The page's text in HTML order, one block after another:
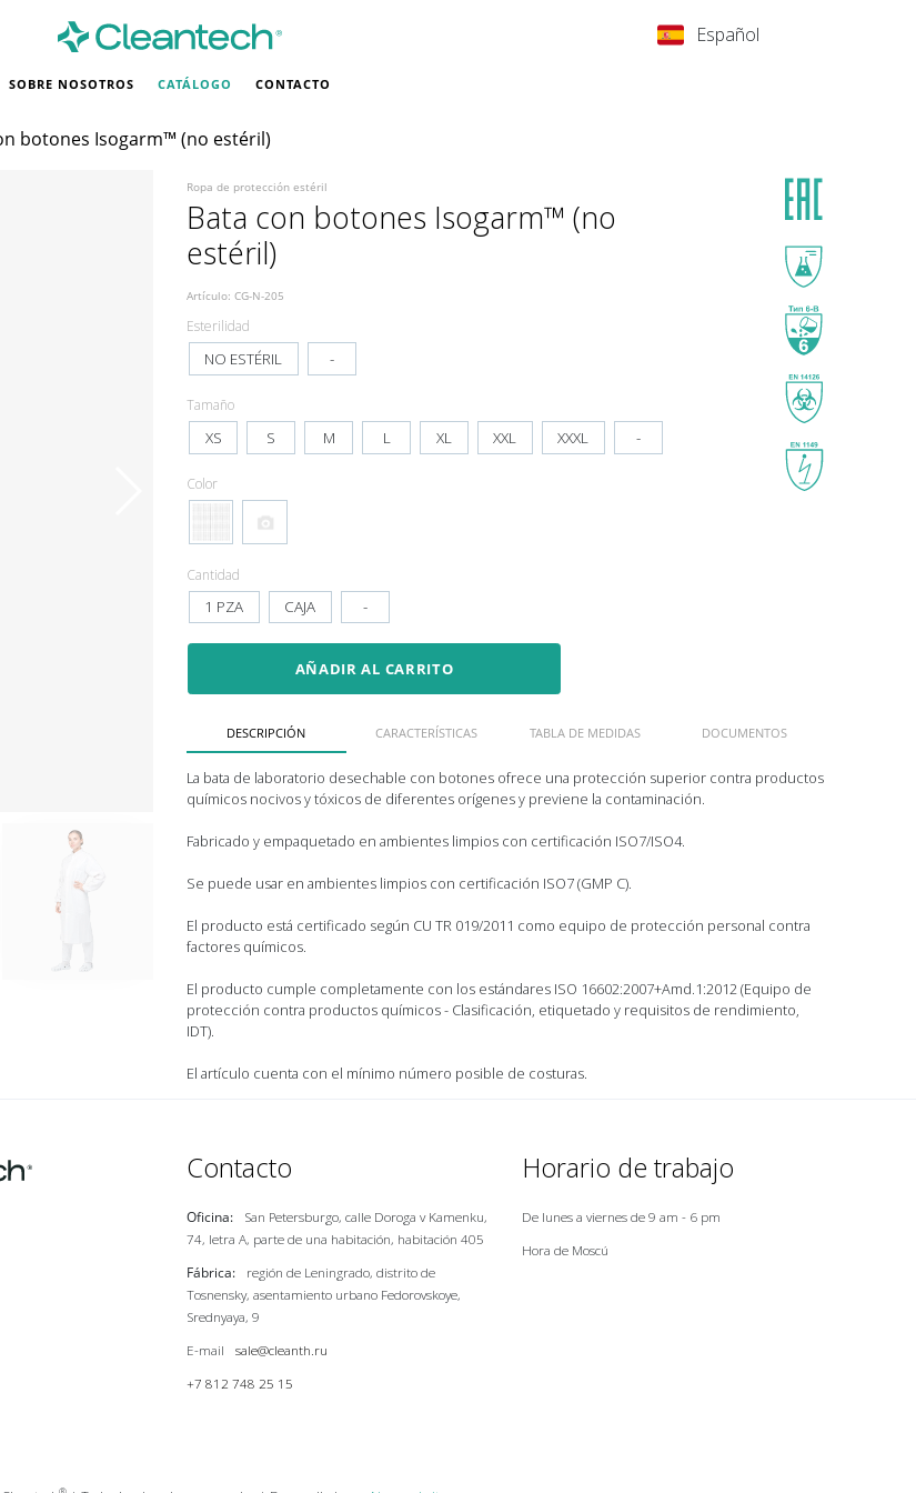
Español
SOBRE NOSOTROS CATÁLOGO CONTACTO
botones Isogarm™ (no estéril)
Ropa de protección estéril
Bata con botones Isogarm™ (no
estéril)
Artículo: CG-N-205
Esterilidad
NO ESTÉRIL -
Tamaño
XS S M L XL XXL XXXL -
Color
Cantidad
1 PZA CAJA -
AÑADIR AL CARRITO
DESCRIPCIÓN CARACTERÍSTICAS TABLA DE MEDIDAS DOCUMENTOS
La bata de laboratorio desechable con botones ofrece una protección superior contra productos
químicos nocivos y tóxicos de diferentes orígenes y previene la contaminación.
Fabricado y empaquetado en ambientes limpios con certificación ISO7/ISO4.
Se puede usar en ambientes limpios con certificación ISO7 (GMP C).
El producto está certificado según CU TR 019/2011 como equipo de protección personal contra
factores químicos.
El producto cumple completamente con los estándares ISO 16602:2007+Amd.1:2012 (Equipo de
protección contra productos químicos - Clasificación, etiquetado y requisitos de rendimiento,
IDT).
El artículo cuenta con el mínimo número posible de costuras.
Contacto
Oficina:
San Petersburgo, calle Doroga v Kamenku,
74, letra A, parte de una habitación, habitación 405
Fábrica:
región de Leningrado, distrito de
Tosnensky, asentamiento urbano Fedorovskoye,
Srednyaya, 9
E-mail
sale@cleanth.ru
+7 812 748 25 15
Horario de trabajo
De lunes a viernes de 9 am - 6 pm
Hora de Moscú